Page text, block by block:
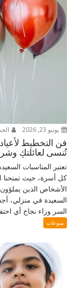
يونيو 23, 2026
فن التخطيط
تُنسى لعائلتكِ
تعتبر المناسبات
كل أسرة، حيث تمنحنا
الأشخاص الذين
السعيدة في منزلي،
السر وراء نجاح أي
منوعات